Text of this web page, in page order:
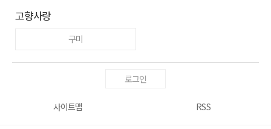
고향사랑
구미
로그인
사이트맵 RSS